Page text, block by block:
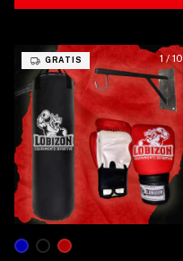
1/ 10
GRATIS